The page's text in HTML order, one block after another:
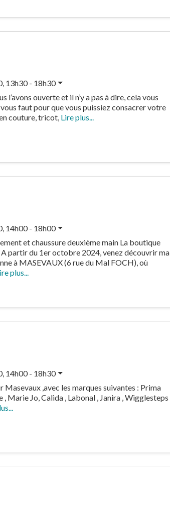
13h30 - 18h30
l’avons ouverte et il n’y a pas à dire, cela vous
faut pour que vous puissiez consacrer votre
couture, tricot, Lire plus...
14h00 - 18h00
et chaussure deuxième main La boutique
partir du 1er octobre 2024, venez découvrir ma
à MASEVAUX (6 rue du Mal FOCH), où
plus...
14h00 - 18h30
,avec les marques suivantes : Prima
, Marie Jo, Calida , Labonal , Janira , Wigglesteps